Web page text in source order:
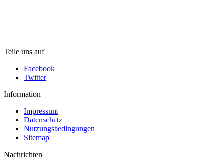
Teile uns auf
Facebook
Twitter
Information
Impressum
Datenschutz
Nutzungsbedingungen
Sitemap
Nachrichten